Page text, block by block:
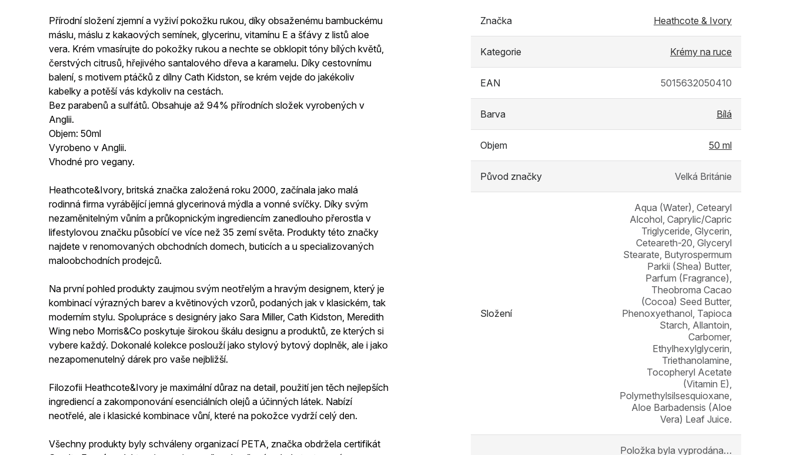
Přírodní složení zjemní a vyživí pokožku rukou, díky obsaženému bambuckému
máslu, máslu z kakaových semínek, glycerinu, vitamínu E a šťávy z listů aloe
vera. Krém vmasírujte do pokožky rukou a nechte se obklopit tóny bílých květů,
čerstvých citrusů, hřejivého santalového dřeva a karamelu. Díky cestovnímu
balení, s motivem ptáčků z dílny Cath Kidston, se krém vejde do jakékoliv
kabelky a potěší vás kdykoliv na cestách.
Bez parabenů a sulfátů. Obsahuje až 94% přírodních složek vyrobených v
Anglii.
Objem: 50ml
Vyrobeno v Anglii.
Vhodné pro vegany.
Heathcote&Ivory, britská značka založená roku 2000, začínala jako malá
rodinná firma vyrábějící jemná glycerinová mýdla a vonné svíčky. Díky svým
nezaměnitelným vůním a průkopnickým ingrediencím zanedlouho přerostla v
lifestylovou značku působící ve více než 35 zemí světa. Produkty této značky
najdete v renomovaných obchodních domech, buticích a u specializovaných
maloobchodních prodejců.
Na první pohled produkty zaujmou svým neotřelým a hravým designem, který je
kombinací výrazných barev a květinových vzorů, podaných jak v klasickém, tak
moderním stylu. Spolupráce s designéry jako Sara Miller, Cath Kidston, Meredith
Wing nebo Morris&Co poskytuje širokou škálu designu a produktů, ze kterých si
vybere každý. Dokonalé kolekce poslouží jako stylový bytový doplněk, ale i jako
nezapomenutelný dárek pro vaše nejbližší.
Filozofii Heathcote&Ivory je maximální důraz na detail, použití jen těch nejlepších
ingrediencí a zakomponování esenciálních olejů a účinných látek. Nabízí
neotřelé, ale i klasické kombinace vůní, které na pokožce vydrží celý den.
Všechny produkty byly schváleny organizací PETA, značka obdržela certifikát
Značka Heathcote & Ivory
Kategorie Krémy na ruce
EAN 5015632050410
Barva Bílá
Objem 50 ml
Původ značky Velká Británie
Složení
Aqua (Water), Cetearyl
Alcohol, Caprylic/Capric
Triglyceride, Glycerin,
Ceteareth-20, Glyceryl
Stearate, Butyrospermum
Parkii (Shea) Butter,
Parfum (Fragrance),
Theobroma Cacao
(Cocoa) Seed Butter,
Phenoxyethanol, Tapioca
Starch, Allantoin,
Carbomer,
Ethylhexylglycerin,
Triethanolamine,
Tocopheryl Acetate
(Vitamin E),
Polymethylsilsesquioxane,
Aloe Barbadensis (Aloe
Vera) Leaf Juice.
Položka byla vyprodána…